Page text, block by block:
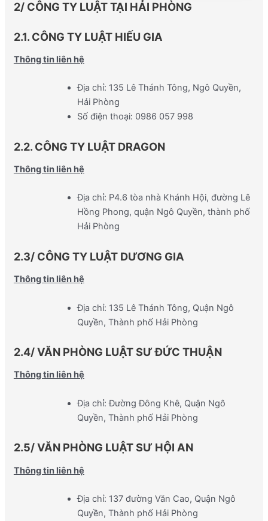
2/ CÔNG TY LUẬT TẠI HẢI PHÒNG
2.1. CÔNG TY LUẬT HIẾU GIA
Thông tin liên hệ
Địa chỉ: 135 Lê Thánh Tông, Ngô Quyền,
Hải Phòng
Số điện thoại: 0986 057 998
2.2. CÔNG TY LUẬT DRAGON
Thông tin liên hệ
Địa chỉ: P4.6 tòa nhà Khánh Hội, đường Lê
Hồng Phong, quận Ngô Quyền, thành phố
Hải Phòng
2.3/ CÔNG TY LUẬT DƯƠNG GIA
Thông tin liên hệ
Địa chỉ: 135 Lê Thánh Tông, Quận Ngô
Quyền, Thành phố Hải Phòng
2.4/ VĂN PHÒNG LUẬT SƯ ĐỨC THUẬN
Thông tin liên hệ
Địa chỉ: Đường Đông Khê, Quận Ngô
Quyền, Thành phố Hải Phòng
2.5/ VĂN PHÒNG LUẬT SƯ HỘI AN
Thông tin liên hệ
Địa chỉ: 137 đường Văn Cao, Quận Ngô
Quyền, Thành phố Hải Phòng